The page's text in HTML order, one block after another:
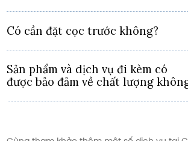
Có cần đặt cọc trước không?
Sản phẩm và dịch vụ đi kèm có
được bảo đảm về chất lượng